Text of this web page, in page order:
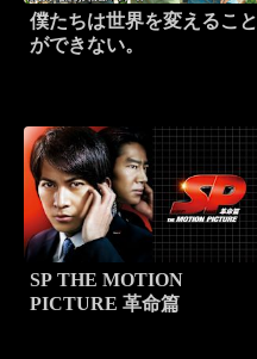
僕たちは世界を変えること
ができない。
SP THE MOTION
PICTURE 革命篇